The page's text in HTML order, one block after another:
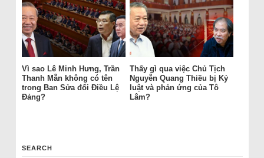
Vì sao Lê Minh Hưng, Trần
Thanh Mẫn không có tên
trong Ban Sửa đổi Điều Lệ
Đảng?
Thấy gì qua việc Chủ Tịch
Nguyễn Quang Thiều bị Kỷ
luật và phản ứng của Tô
Lâm?
SEARCH